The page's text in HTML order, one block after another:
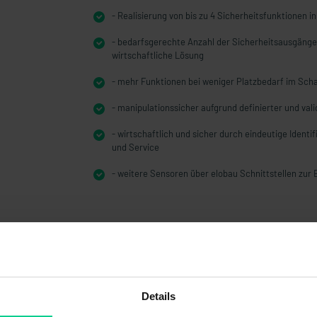
Details
- Realisierung von bis zu 4 Sicherheitsfunktionen
- bedarfsgerechte Anzahl der
wirtschaftliche Lösung
- mehr Funktionen bei weniger Platzbedarf im
- manipulationssicher aufgrund definierter und
- wirtschaftlich und sicher durch eindeutige
und Service
- weitere Sensoren über elobau Schnittstellen zur